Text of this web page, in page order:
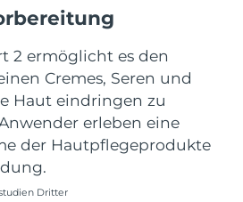
2 ermöglicht es den
Cremes, Seren und
Haut eindringen zu
erleben eine
der Hautpflegeprodukte
Dritter
Erwartete Lieferung
Erwartete Lieferung8/10/26
Erwartete Lieferung8/11/26